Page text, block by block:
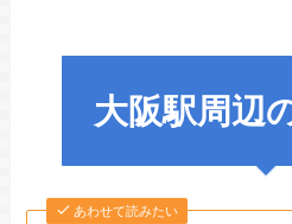
大阪駅周辺
あわせて読みたい